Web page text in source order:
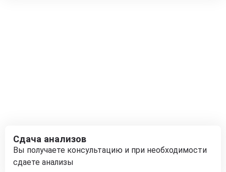
Сдача анализов
Вы получаете консультацию и при необходимости
сдаете анализы